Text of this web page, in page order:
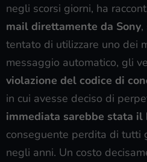
negli scorsi giorni, ha
mail direttamente da Sony,
tentato di utilizzare uno dei
messaggio automatico, gli
violazione del codice di
in cui avesse deciso di
immediata sarebbe stata il
conseguente perdita di tutti
negli anni. Un costo